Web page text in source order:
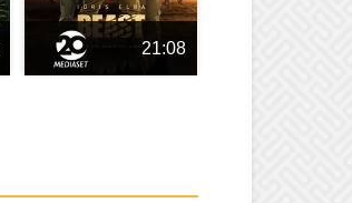
21:08